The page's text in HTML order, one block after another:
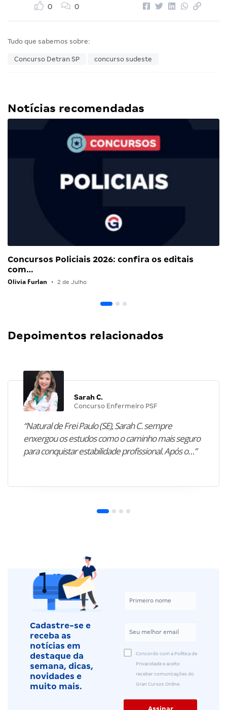
0 0
Tudo que sabemos sobre:
Concurso Detran SP concurso sudeste
Notícias recomendadas
Concursos Policiais 2026: confira os editais
com…
Olivia Furlan • 2 de Julho
Depoimentos relacionados
Sarah C.
Concurso Enfermeiro PSF
“Natural de Frei Paulo (SE), Sarah C. sempre
enxergou os estudos como o caminho mais seguro
para conquistar estabilidade profissional. Após o…”
Cadastre-se e
receba as
notícias em
destaque da
semana, dicas,
novidades e
muito mais.
Concordo com a Política de
Privacidade e aceito
receber comunicações do
Gran Cursos Online.